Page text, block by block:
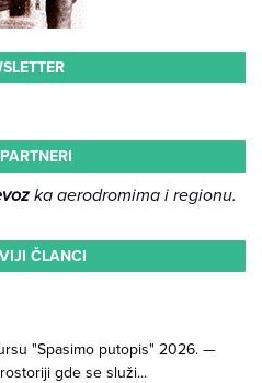
ka aerodromima i regionu.
ČLANCI
"Spasimo putopis" 2026. —
gde se služi...